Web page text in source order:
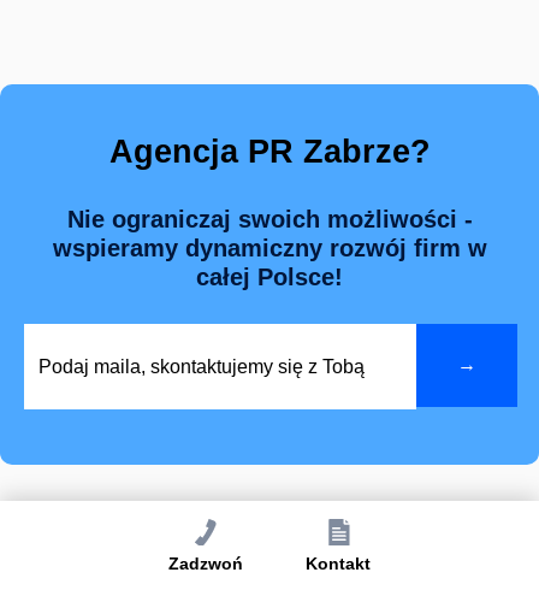
Agencja PR Zabrze?
Nie ograniczaj swoich możliwości -
wspieramy dynamiczny rozwój firm w
całej Polsce!
Agencja Public Relations
Zadzwoń Kontakt